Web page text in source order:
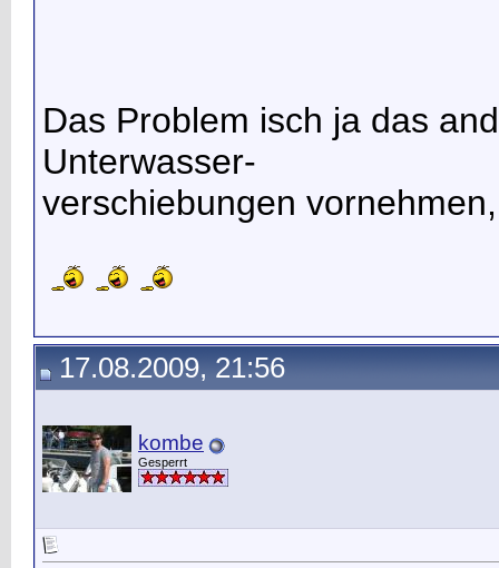
Das Problem isch ja das
Unterwasser-
verschiebungen
17.08.2009, 21:56
kombe
Gesperrt